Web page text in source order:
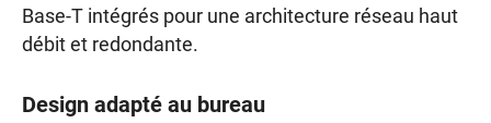
Base-T intégrés pour une architecture réseau haut
débit et redondante.
Design adapté au bureau